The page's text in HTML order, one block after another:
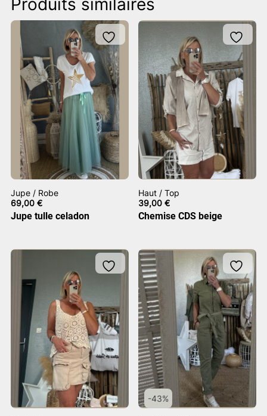
Produits similaires
Jupe / Robe
69,00 €
Jupe tulle celadon
Haut / Top
39,00€
Chemise CDS beige
-43%